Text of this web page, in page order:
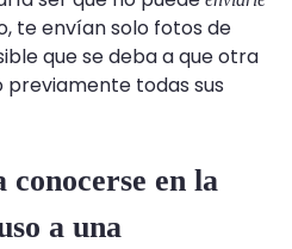
te envían solo fotos de
que se deba a que otra
todas sus
conocerse en la
a una